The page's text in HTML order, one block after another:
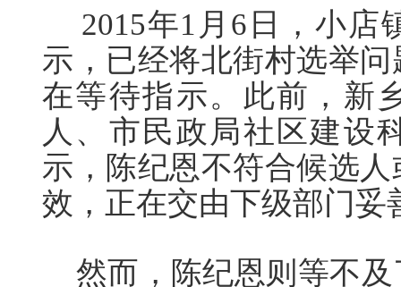
2015年1月6日，小店
示，已经将北街村选举
在等待指示。此前，新
人、市民政局社区建设
示，陈纪恩不符合候选
效，正在交由下级部门妥
然而，陈纪恩则等不及